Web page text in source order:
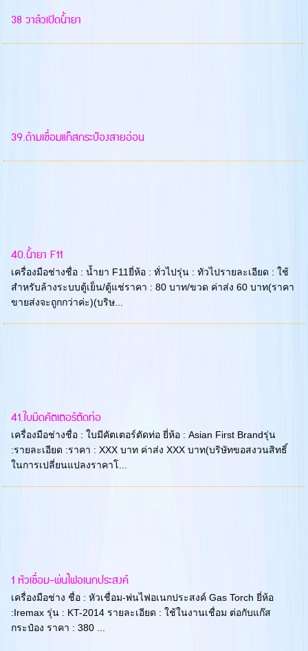
38 วาล์วเปิดน้ำยา
39.ด้ามเชื่อมแก๊สกระป๋องสายอ่อน
40.น้ำยา F11
เครื่องมือช่างชื่อ : น้ำยา F11ยี่ห้อ : ทั่วไปรุ่น : ทัวไปรายละเอียด : ใช้
สำหรับล้างระบบตู้เย็น/ตู้แช่ราคา : 80 บาท/ขวด ค่าส่ง 60 บาท(ราคา
ขายส่งจะถูกกว่าค่ะ)(บริษ...
41.ใบมีดคัตเตอร์ตัดท่อ
เครื่องมือช่างชื่อ : ใบมีคัตเตอร์ตัดท่อ ยี่ห้อ : Asian First Brandรุ่น
:รายละเอียด :ราคา : XXX บาท ค่าส่ง XXX บาท(บริษัทขอสงวนสิทธิ์
ในการเปลี่ยนแปลงราคาโ...
1 หัวเชื่อม-พ่นไฟอเนกประสงค์
เครื่องมือช่าง ชื่อ : หัวเชื่อม-พ่นไฟอเนกประสงค์ Gas Torch ยี่ห้อ
:Iremax รุ่น : KT-2014 รายละเอียด : ใช้ในงานเชื่อม ต่อกับแก๊ส
กระป๋อง ราคา : 380 ...